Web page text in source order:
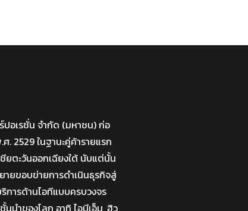
ปอเรชั่น จำกัด (มหาชน) ก่อ
. 2529 ในฐานะคู่ค้ารายแรก
ชียตะวันออกเฉียงใต้ นับแต่นั้น
ายขอบข่ายการดำเนินธุรกิจสู่
การด้านไอทีแบบครบวงจร
ำของโลก อาทิ ไอบีเอ็ม, ฮิว